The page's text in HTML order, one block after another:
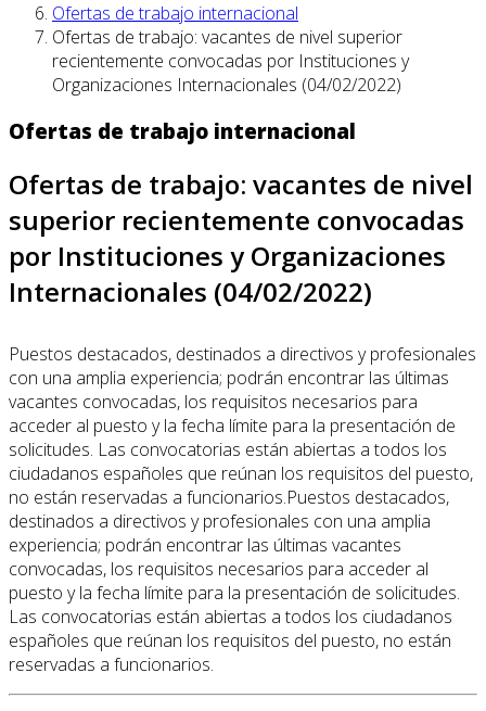
Ofertas de trabajo internacional
Ofertas de trabajo: vacantes de nivel superior
recientemente convocadas por Instituciones y
Organizaciones Internacionales (04/02/2022)
Ofertas de trabajo internacional
Ofertas de trabajo: vacantes de nivel
superior recientemente convocadas
por Instituciones y Organizaciones
Internacionales (04/02/2022)
Puestos destacados, destinados a directivos y profesionales
con una amplia experiencia; podrán encontrar las últimas
vacantes convocadas, los requisitos necesarios para
acceder al puesto y la fecha límite para la presentación de
solicitudes. Las convocatorias están abiertas a todos los
ciudadanos españoles que reúnan los requisitos del puesto,
no están reservadas a funcionarios.Puestos destacados,
destinados a directivos y profesionales con una amplia
experiencia; podrán encontrar las últimas vacantes
convocadas, los requisitos necesarios para acceder al
puesto y la fecha límite para la presentación de solicitudes.
Las convocatorias están abiertas a todos los ciudadanos
españoles que reúnan los requisitos del puesto, no están
reservadas a funcionarios.